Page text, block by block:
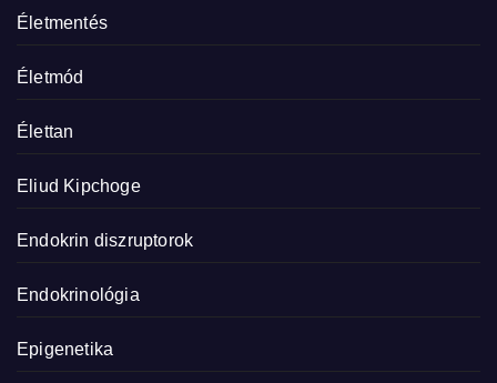
Életmentés
Életmód
Élettan
Eliud Kipchoge
Endokrin diszruptorok
Endokrinológia
Epigenetika